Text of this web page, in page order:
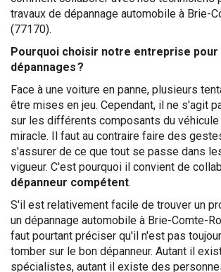
travaux de dépannage automobile à Brie-
(77170).
Pourquoi choisir notre entreprise pour
dépannages ?
Face à une voiture en panne, plusieurs
être mises en jeu. Cependant, il ne s'agit
sur les différents composants du
miracle. Il faut au contraire faire des
s'assurer de ce que tout se passe dans
vigueur. C'est pourquoi il convient de
dépanneur compétent.
S'il est relativement facile de trouver un
un dépannage automobile à Brie-Comte-
faut pourtant préciser qu'il n'est pas
tomber sur le bon dépanneur. Autant il
spécialistes, autant il existe des